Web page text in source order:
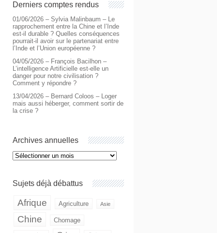
Derniers comptes rendus
01/06/2026 – Sylvia Malinbaum – Le
rapprochement entre la Chine et l’Inde
est-il durable ? Quelles conséquences
pourrait-il avoir sur le partenariat entre
l’Inde et l’Union européenne ?
04/05/2026 – François Bacilhon –
L’intelligence Artificielle est-elle un
danger pour notre civilisation ?
Comment y répondre ?
13/04/2026 – Bernard Coloos – Loger
mais aussi héberger, comment sortir de
la crise ?
Archives annuelles
Archives
annuelles
Sujets déjà débattus
Afrique Agriculture Asie
Chine Chomage